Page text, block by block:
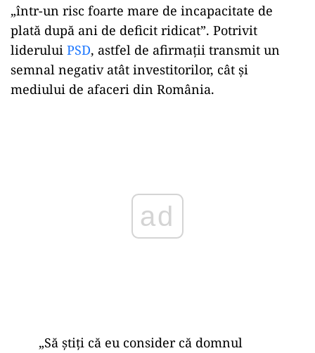
„într-un risc foarte mare de incapacitate de
plată după ani de deficit ridicat”. Potrivit
liderului PSD, astfel de afirmații transmit un
semnal negativ atât investitorilor, cât și
mediului de afaceri din România.
ad
„Să știți că eu consider că domnul